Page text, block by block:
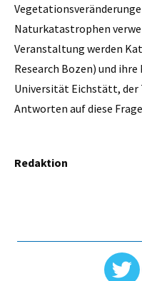
Naturkatastrophen
Veranstaltung werden
Research Bozen) und
Universität Eichstätt, der
Antworten auf diese
Redaktion